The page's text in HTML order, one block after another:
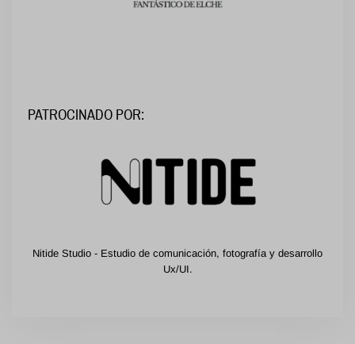
PATROCINADO POR:
Nitide Studio - Estudio de comunicación, fotografía y desarrollo
Ux/UI.